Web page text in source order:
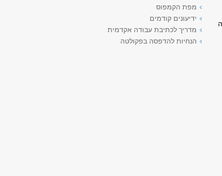
מפת הקמפוס
ידיעונים קודמים
מדריך לכתיבת עבודה אקדמית
הנחיות להדפסה בפקולטה